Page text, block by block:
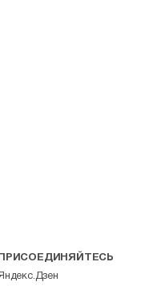
ПРИСОЕДИНЯЙТЕСЬ